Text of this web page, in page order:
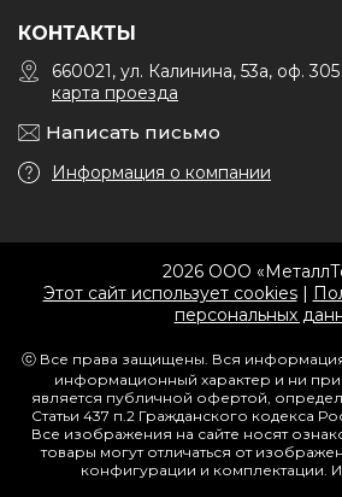
КОНТАКТЫ
660021, ул. Калинина, 53а, оф. 305
карта проезда
Написать письмо
Информация о компании
2026 ООО
Этот сайт использует cookies|
персональных
ⓒ Все права защищены. Вся
информационный характер и ни при
является публичной офертой,
Статьи 437 п.2 Гражданского кодекса
Все изображения на сайте носят
товары могут отличаться от
конфигурации и комплектации.